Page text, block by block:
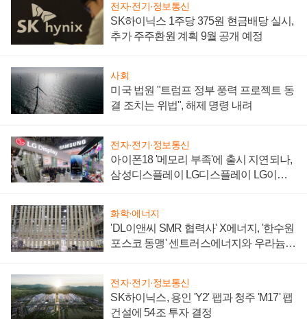
전자·전기·정보통신
SK하이닉스 1주당 375원 현금배당 실시,
추가 주주환원 계획 9월 공개 예정
사회
미국 법원 "트럼프 정부 풍력 프로젝트 동
결 조치는 위법", 해제 명령 내려
전자·전기·정보통신
아이폰18 '메모리 부족'에 출시 지연되나,
삼성디스플레이 LG디스플레이 LG이노
화학·에너지
'DL이앤씨 SMR 협력사' X에너지, '한수원
포스코 동맹' 센트러스에너지와 우라늄
전자·전기·정보통신
SK하이닉스, 용인 'Y2' 팹과 청주 'M17' 팹
건설에 54조 투자 결정